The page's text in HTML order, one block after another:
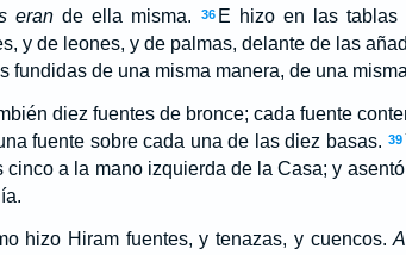
erande ella misma. 36 E hizo en las tablas
y de leones, y de palmas, delante de las
fundidas de una misma manera, de una
diez fuentes de bronce; cada fuente
fuente sobre cada una de las diez basas. 39
cinco a la mano izquierda de la Casa; y
hizo Hiram fuentes, y tenazas, y cuencos.